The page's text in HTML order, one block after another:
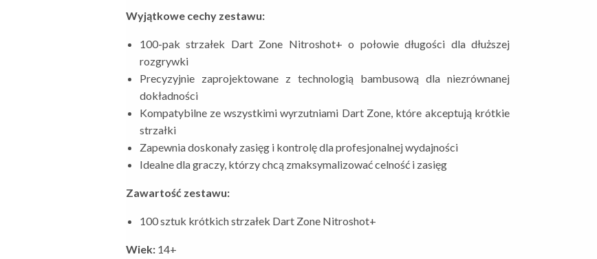
Wyjątkowe cechy zestawu:
100-pak strzałek Dart Zone Nitroshot+ o połowie długości dla dłuższej
rozgrywki
Precyzyjnie zaprojektowane z technologią bambusową dla niezrównanej
dokładności
Kompatybilne ze wszystkimi wyrzutniami Dart Zone, które akceptują krótkie
strzałki
Zapewnia doskonały zasięg i kontrolę dla profesjonalnej wydajności
Idealne dla graczy, którzy chcą zmaksymalizować celność i zasięg
Zawartość zestawu:
100 sztuk krótkich strzałek Dart Zone Nitroshot+
Wiek:14+